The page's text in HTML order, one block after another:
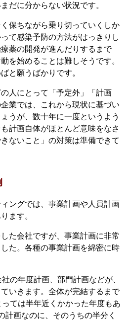
だに分からない状況です。
保ちながら乗り切っていくしか
て感染予防の方法がはっきりし
薬の開発が進んだりするまで
を始めることは難しそうです。
と願うばかりです。
人にとって「予定外」「計画
業では、これから現状に基づい
うが、数十年に一度というよう
計画自体がほとんど意味をなさ
ないこと」の対策は準備できて
ングでは、事業計画や人員計画
ます。
た会社ですが、事業計画に非常
た。各種の事業計画を綿密に時
の年度計画、部門計画などが、
いきます。全体が完結するまで
ては半年近くかかった年度もあ
計画なのに、そのうちの半分く